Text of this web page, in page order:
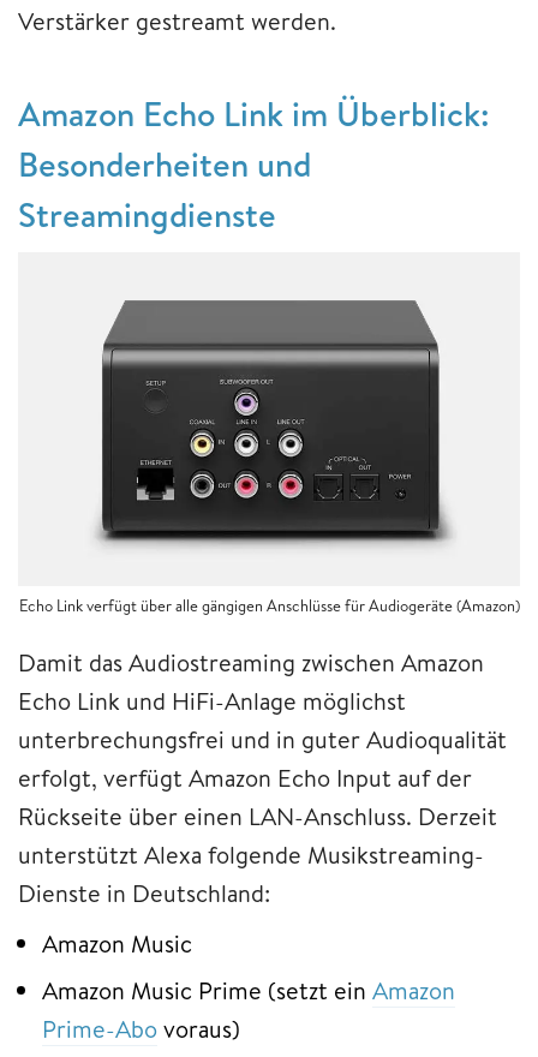
Verstärker gestreamt werden.
Amazon Echo Link im Überblick:
Besonderheiten und
Streamingdienste
Echo Link verfügt über alle gängigen Anschlüsse für Audiogeräte (Amazon)
Damit das Audiostreaming zwischen Amazon
Echo Link und HiFi-Anlage möglichst
unterbrechungsfrei und in guter Audioqualität
erfolgt, verfügt Amazon Echo Input auf der
Rückseite über einen LAN-Anschluss. Derzeit
unterstützt Alexa folgende Musikstreaming-
Dienste in Deutschland:
Amazon Music
Amazon Music Prime (setzt ein Amazon
Prime-Abovoraus)